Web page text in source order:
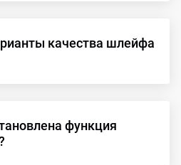
качества шлейфа
функция